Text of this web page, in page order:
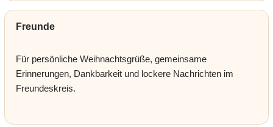
Freunde
Für persönliche Weihnachtsgrüße, gemeinsame
Erinnerungen, Dankbarkeit und lockere Nachrichten im
Freundeskreis.